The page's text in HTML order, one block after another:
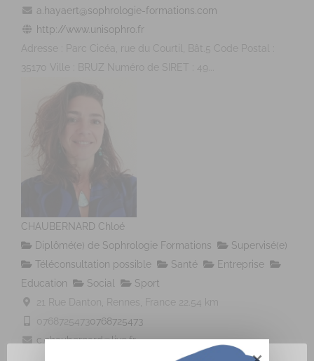
a.hayaert@sophrologie-formations.com
http://www.unisophro.fr
Adresse : Parc Cicéa, rue du Courtil, Bât.5 Code Postal :
35170 Ville : BRUZ Numéro de SIRET : 49...
CHAUBERNARD Chloé
Diplômé(e) de Sophrologie Formations
Supervisé(e)
Téléconsultation possible
Santé
Entreprise
Education
Social
Sport
21 Rue Danton, Rennes, France
22.54 km
07687254730768725473
c.chaubernard@live.fr